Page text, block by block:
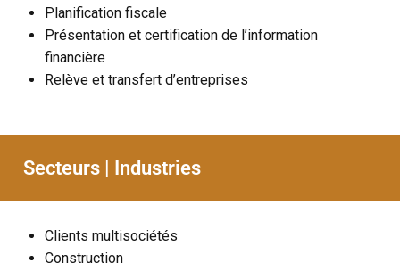
Planification fiscale
Présentation et certification de l’information
financière
Relève et transfert d’entreprises
Secteurs | Industries
Clients multisociétés
Construction